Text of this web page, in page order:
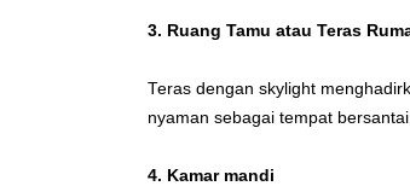
3. Ruang Tamu atau Teras
Teras dengan skylight
nyaman sebagai tempat
4. Kamar mandi